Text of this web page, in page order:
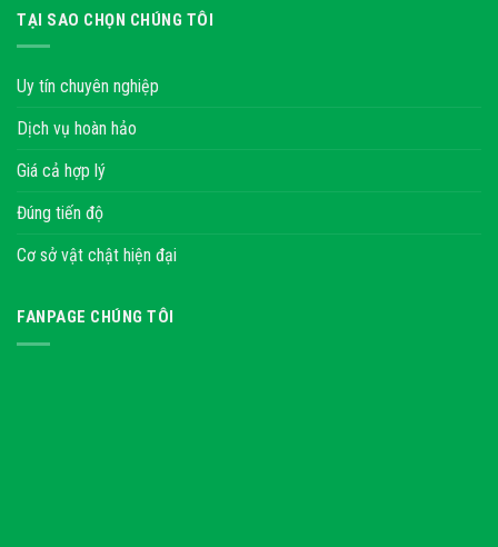
TẠI SAO CHỌN CHÚNG TÔI
Uy tín chuyên nghiệp
Dịch vụ hoàn hảo
Giá cả hợp lý
Đúng tiến độ
Cơ sở vật chật hiện đại
FANPAGE CHÚNG TÔI